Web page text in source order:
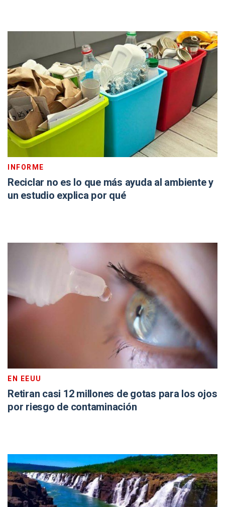
INFORME
Reciclar no es lo que más ayuda al ambiente y
un estudio explica por qué
EN EEUU
Retiran casi 12 millones de gotas para los ojos
por riesgo de contaminación